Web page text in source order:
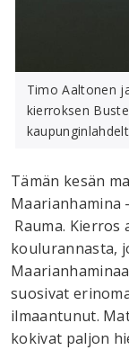
Timo Aaltonen
kierroksen
Tämän kesän
Maarianhamina
Rauma.
koulurannasta,
suosivat
ilmaantunut.
kokivat paljon